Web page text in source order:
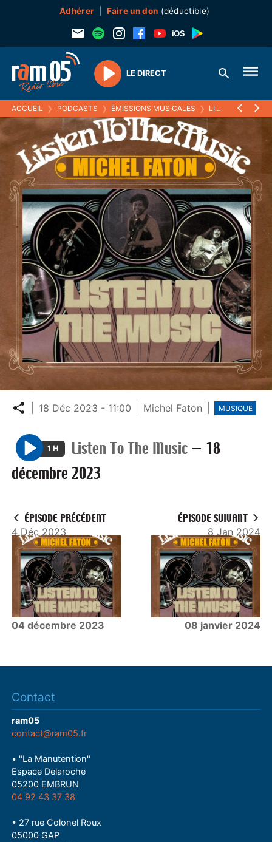
Adhérer Faire un don (déductible)
Play
LE DIRECT
ACCUEIL ❯ PODCASTS ❯ ÉMISSIONS MUSICALES ❯ LISTEN TO THE MUSIC
Partager
18 Déc 2023 - 11:00 Michel Faton MUSIQUE
P
l
1 H Listen To The Music — 18
décembre 2023
ÉPISODE PRÉCÉDENT
4 Déc 2023
04 décembre 2023
ÉPISODE SUIVANT
8 Jan 2024
08 janvier 2024
Contact
ram05
contact@ram05.fr
• "La Manutention"
Espace Delaroche
05200 EMBRUN
04 92 43 37 38
• 27 rue Colonel Roux
05000 GAP